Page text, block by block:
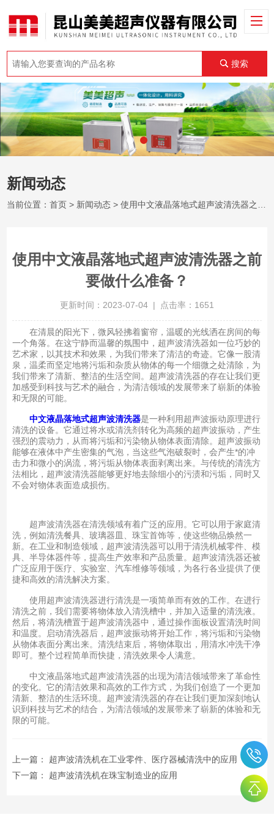
搜索
新闻动态
当前位置：首页 > 新闻动态 > 使用中文液晶落地式超声波清洗器之前要做什么准备？
使用中文液晶落地式超声波清洗器之前
要做什么准备？
更新时间：2023-07-04 | 点击率：1651
在清晨的阳光下，微风轻拂着窗帘，温暖的光线洒在房间的每
一个角落。在这宁静而温馨的氛围中，超声波清洗器如一位巧妙的
艺术家，以其技术和效果，为我们带来了清洁的奇迹。它像一股清
泉，温柔而坚定地将污垢和杂质从物体的每一个细微之处清除，为
我们带来了清新、整洁的生活空间。超声波清洗器的存在让我们更
加感受到科技与艺术的融合，为清洁领域的发展带来了崭新的体验
和无限的可能。
中文液晶落地式超声波清洗器是一种利用超声波振动原理进行
清洗的设备。它通过将水或清洗剂转化为高频的超声波振动，产生
强烈的震动力，从而将污垢和污染物从物体表面清除。超声波振动
能够在液体中产生密集的气泡，当这些气泡破裂时，会产生*的冲
击力和微小的涡流，将污垢从物体表面剥离出来。与传统的清洗方
法相比，超声波清洗器能够更好地去除细小的污渍和污垢，同时又
不会对物体表面造成损伤。
超声波清洗器在清洗领域有着广泛的应用。它可以用于家庭清
洗，例如清洗餐具、玻璃器皿、珠宝首饰等，使这些物品焕然一
新。在工业和制造领域，超声波清洗器可以用于清洗机械零件、模
具、半导体器件等，提高生产效率和产品质量。超声波清洗器还被
广泛应用于医疗、实验室、汽车维修等领域，为各行各业提供了便
捷和高效的清洗解决方案。
使用超声波清洗器进行清洗是一项简单而有效的工作。在进行
清洗之前，我们需要将物体放入清洗槽中，并加入适量的清洗液。
然后，将清洗槽置于超声波清洗器中，通过操作面板设置清洗时间
和温度。启动清洗器后，超声波振动将开始工作，将污垢和污染物
从物体表面分离出来。清洗结束后，将物体取出，用清水冲洗干净
即可。整个过程简单而快捷，清洗效果令人满意。
中文液晶落地式超声波清洗器的出现为清洁领域带来了革命性
的变化。它的清洁效果和高效的工作方式，为我们创造了一个更加
清新、整洁的生活环境。超声波清洗器的存在让我们更加深刻地认
识到科技与艺术的结合，为清洁领域的发展带来了崭新的体验和无
限的可能。
上一篇： 超声波清洗机在工业零件、医疗器械清洗中的应用
下一篇： 超声波清洗机在珠宝制造业的应用